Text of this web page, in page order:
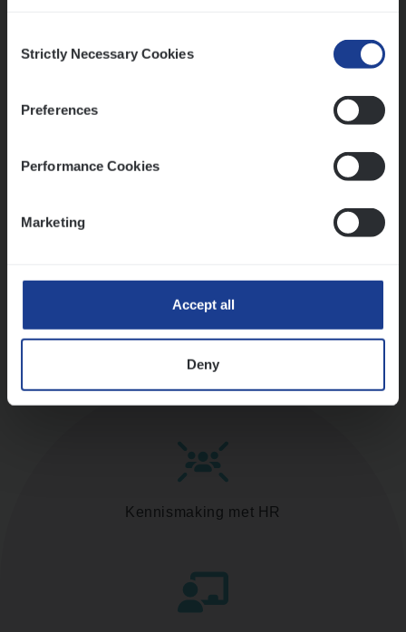
Selection
Strictly Necessary Cookies
Preferences
Performance Cookies
Marketing
Accept all
Deny
Lees onze verhalen
Meer dan collega’s: hoe Julie en Aurélie elkaar
versterken
humor
werk
Ons sollicitatieproces
Kennismaking met HR